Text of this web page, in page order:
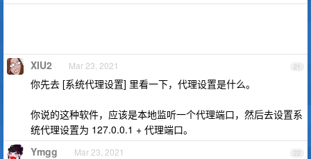
21
XIU2 Mar 23, 2021
你先去 [系统代理设置] 里看一下，代理设置是什么。
你说的这种软件，应该是本地监听一个代理端口，然后去设置系
统代理设置为 127.0.0.1 + 代理端口。
22
Ymgg Mar 23, 2021